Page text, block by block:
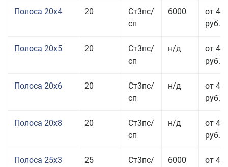
Полоса 20x4 20
Ст3пс/
сп
6000
от 44
руб.
Полоса 20x5 20
Ст3пс/
сп
н/д
от 42
руб.
Полоса 20x6 20
Ст3пс/
сп
н/д
от 46
руб.
Полоса 20x8 20
Ст3пс/
сп
н/д
от 45
руб.
Полоса 25x3 25
Ст3пс/
6000
от 46